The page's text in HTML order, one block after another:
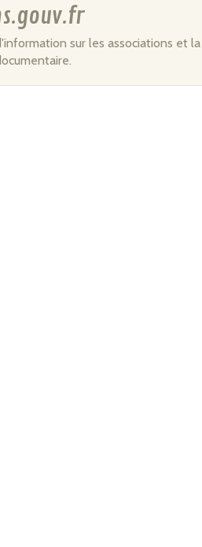
sur les associations et